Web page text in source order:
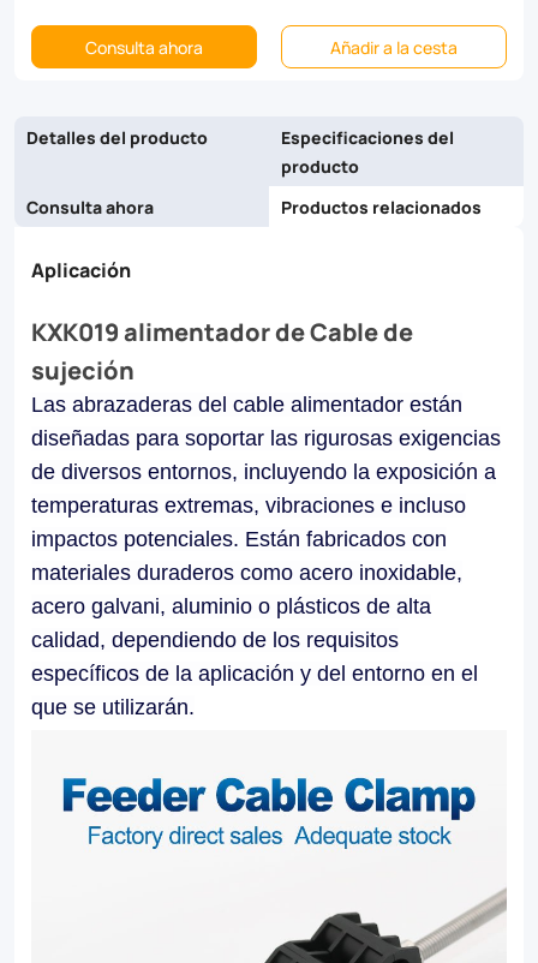
they
reliability
longevity
industrial,
commercial,
and
utility
applications.
Our
Feeder
Cable
Clamps
facilitate
easy
maintenance,
Consulta ahora Añadir a la cesta
Detalles del producto
Especificaciones del
producto
Consulta ahora
Productos relacionados
Aplicación
KXK019 alimentador de Cable de
sujeción
Las abrazaderas del cable alimentador están
diseñadas para soportar las rigurosas exigencias
de diversos entornos, incluyendo la exposición a
temperaturas extremas, vibraciones e incluso
impactos potenciales. Están fabricados con
materiales duraderos como acero inoxidable,
acero galvani, aluminio o plásticos de alta
calidad, dependiendo de los requisitos
específicos de la aplicación y del entorno en el
que se utilizarán.